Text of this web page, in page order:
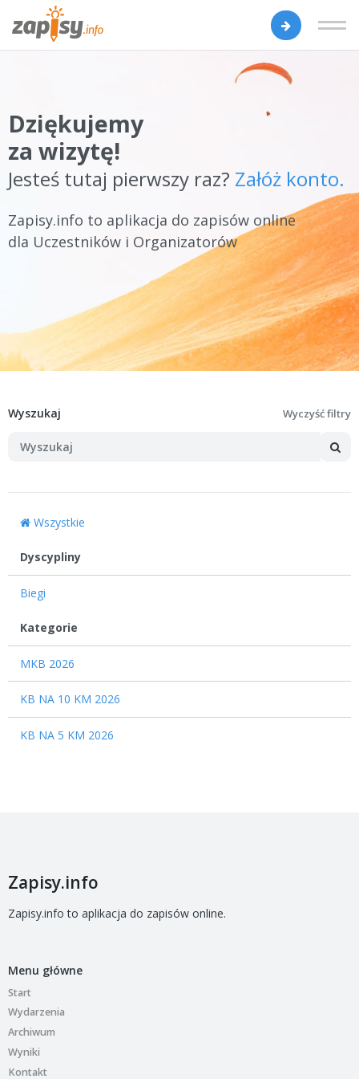
Dziękujemy
za wizytę!
Jesteś tutaj pierwszy raz? Załóż konto.
Zapisy.info to aplikacja do zapisów online
dla Uczestników i Organizatorów
Wyszukaj Wyczyść filtry
Wszystkie
Dyscypliny
Biegi
Kategorie
MKB 2026
KB NA 10 KM 2026
KB NA 5 KM 2026
Zapisy.info
Zapisy.info to aplikacja do zapisów online.
Menu główne
Start
Wydarzenia
Archiwum
Wyniki
Kontakt